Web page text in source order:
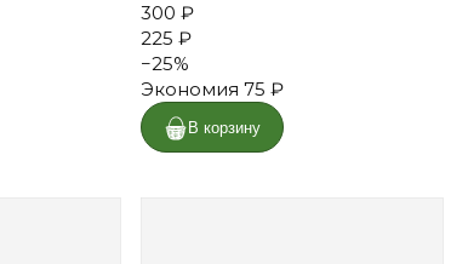
300 ₽
225 ₽
−25%
Экономия 75 ₽
В корзину